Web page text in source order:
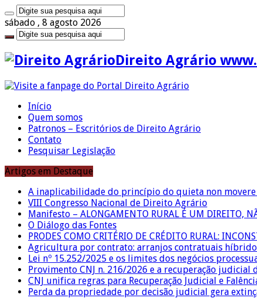
sábado , 8 agosto 2026
Direito Agrário
Início
Quem somos
Patronos – Escritórios de Direito Agrário
Contato
Pesquisar Legislação
Artigos em Destaque
A inaplicabilidade do princípio do quieta non
VIII Congresso Nacional de Direito Agrário
Manifesto – ALONGAMENTO RURAL É UM DIREITO,
O Diálogo das Fontes
PRODES COMO CRITÉRIO DE CRÉDITO RURAL:
Agricultura por contrato: arranjos contratuais
Lei nº 15.252/2025 e os limites dos negócios
Provimento CNJ n. 216/2026 e a recuperação
CNJ unifica regras para Recuperação Judicial e
Perda da propriedade por decisão judicial gera